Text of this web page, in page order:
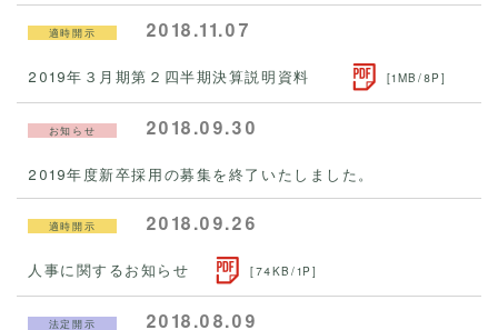
適時開示 2018.11.07
2019年３月期第２四半期決算説明資料 [1MB/8P]
お知らせ 2018.09.30
2019年度新卒採用の募集を終了いたしました。
適時開示 2018.09.26
人事に関するお知らせ [74KB/1P]
法定開示 2018.08.09